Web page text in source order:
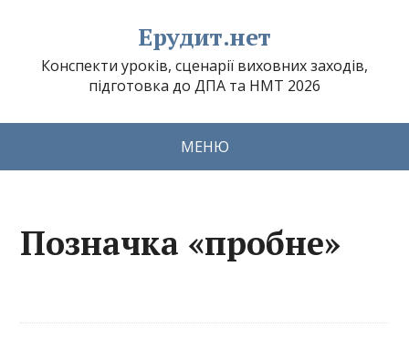
Ерудит.нет
Конспекти уроків, сценарії виховних заходів,
підготовка до ДПА та НМТ 2026
МЕНЮ
Позначка «пробне»